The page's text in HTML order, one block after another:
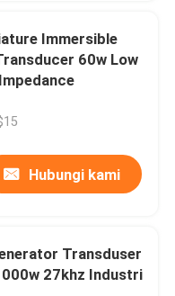
Immersible
60w Low
Hubungi kami
Transduser
27khz Industri